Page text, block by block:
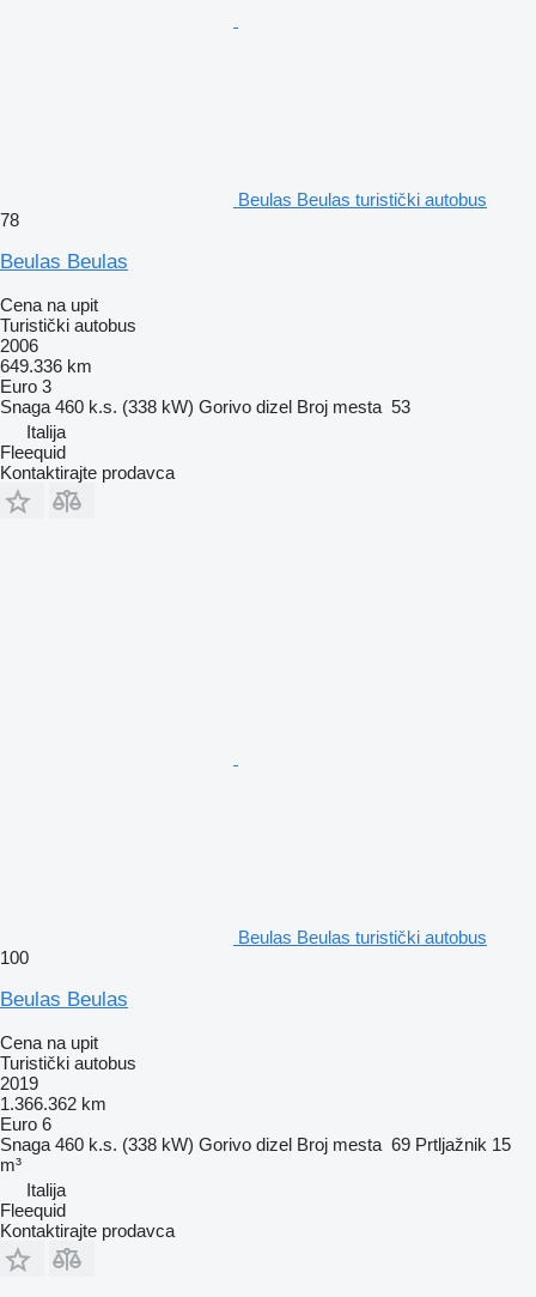
Beulas Beulas turistički autobus
78
Beulas Beulas
Cena na upit
Turistički autobus
2006
649.336 km
Euro 3
Snaga 460 k.s. (338 kW) Gorivo dizel Broj mesta 53
Italija
Fleequid
Kontaktirajte prodavca
Beulas Beulas turistički autobus
100
Beulas Beulas
Cena na upit
Turistički autobus
2019
1.366.362 km
Euro 6
Snaga 460 k.s. (338 kW) Gorivo dizel Broj mesta 69 Prtljažnik 15
m³
Italija
Fleequid
Kontaktirajte prodavca